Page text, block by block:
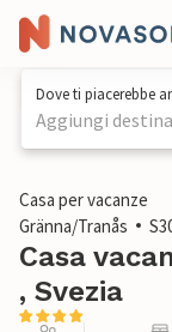
Dove ti piacerebbe
Aggiungi
1 / 26
Casa per vacanze
Gränna/Tranås
Casa
, Svezia